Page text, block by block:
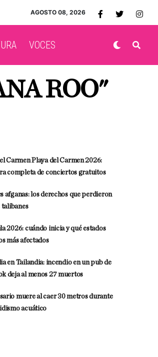
AGOSTO 08, 2026
VOCES
ROO"
Carmen Playa del Carmen 2026:
completa de conciertos gratuitos
afganas: los derechos que perdieron
talibanes
2026: cuándo inicia y qué estados
más afectados
en Tailandia: incendio en un pub de
deja al menos 27 muertos
muere al caer 30 metros durante
acuático